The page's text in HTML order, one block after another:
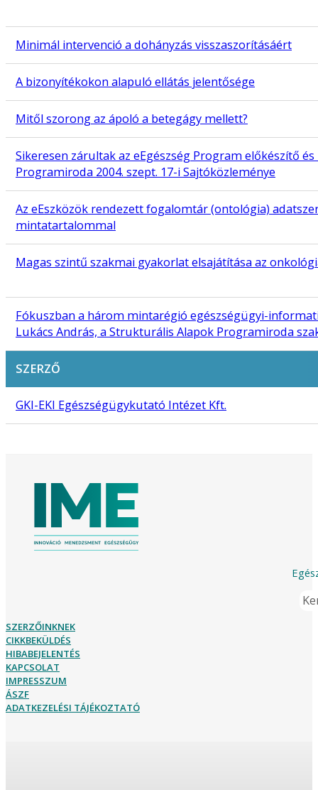
Minimál intervenció a dohányzás visszaszorításáért
A bizonyítékokon alapuló ellátás jelentősége
Mitől szorong az ápoló a betegágy mellett?
Sikeresen zárultak az eEgészség Program előkészítő
Programiroda 2004. szept. 17-i Sajtóközleménye
Az eEszközök rendezett fogalomtár (ontológia)
mintatartalommal
Magas szintű szakmai gyakorlat elsajátítása az
Fókuszban a három mintarégió egészségügyi-
Lukács András, a Strukturális Alapok Programiroda
SZERZŐ
GKI-EKI Egészségügykutató Intézet Kft.
SZERZŐINKNEK
CIKKBEKÜLDÉS
HIBABEJELENTÉS
KAPCSOLAT
IMPRESSZUM
ÁSZF
ADATKEZELÉSI TÁJÉKOZTATÓ